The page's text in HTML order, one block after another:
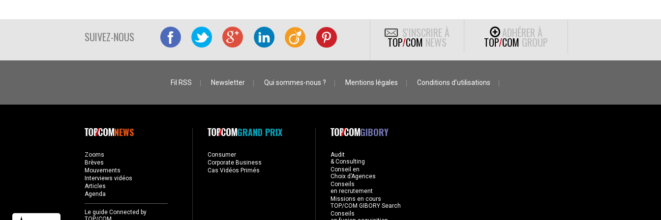
SUIVEZ-NOUS S'INSCRIRE À
TOP/COM NEWS
ADHÉRER À
TOP/COM GROUP
Fil RSS Newsletter Qui sommes-nous ? Mentions légales Conditions d’utilisations
NEWS
Zooms
Brèves
Mouvements
Interviews vidéos
Articles
Agenda
Le guide Connected by
GRAND PRIX
Consumer
Corporate Business
Cas Vidéos Primés
GIBORY
Audit
& Consulting
Conseil en
Choix d’Agences
Conseils
en recrutement
Missions en cours
TOP/COM GIBORY Search
Conseils